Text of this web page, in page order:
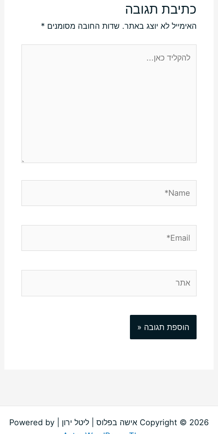
כתיבת תגובה
האימייל לא יוצג באתר. שדות החובה מסומנים *
כאן...
Copyright © 2026 אישה בפלוס | ליטל ירון | Powered by